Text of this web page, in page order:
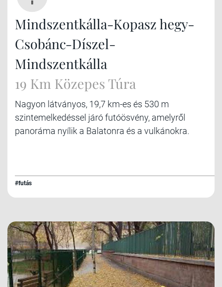
Mindszentkálla-Kopasz hegy-
Csobánc-Díszel-
Mindszentkálla
19 Km Közepes Túra
Nagyon látványos, 19,7 km-es és 530 m
szintemelkedéssel járó futóösvény, amelyről
panoráma nyílik a Balatonra és a vulkánokra.
#futás